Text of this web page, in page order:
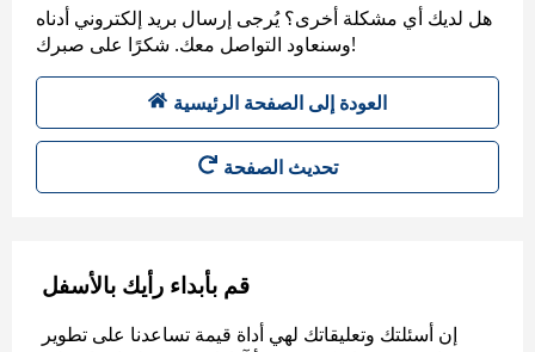
هل لديك أي مشكلة أخرى؟ يُرجى إرسال بريد إلكتروني أدناه
وسنعاود التواصل معك. شكرًا على صبرك!
العودة إلى الصفحة الرئيسية
تحديث الصفحة
قم بأبداء رأيك بالأسفل
إن أسئلتك وتعليقاتك لهي أداة قيمة تساعدنا على تطوير